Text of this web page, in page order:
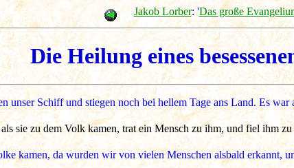
Jakob Lorber: 'Das große
Die Heilung eines
unser Schiff und stiegen noch bei hellem Tage ans Land. Es
sie zu dem Volk kamen, trat ein Mensch zu ihm, und fiel ihm zu
kamen, da wurden wir von vielen Menschen alsbald erkannt,